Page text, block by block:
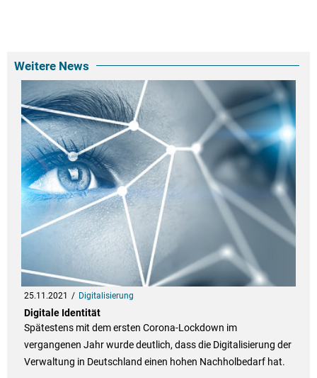
Weitere News
25.11.2021 Digitalisierung
Digitale Identität
Spätestens mit dem ersten Corona-Lockdown im
vergangenen Jahr wurde deutlich, dass die Digitalisierung der
Verwaltung in Deutschland einen hohen Nachholbedarf hat.